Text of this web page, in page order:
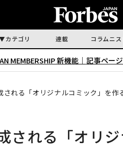
カテゴリ 連載 コラムニス
MEMBERSHIP 新機能｜ 記事ペー
れる「オリジナルコミック」を作
れる「オリジ